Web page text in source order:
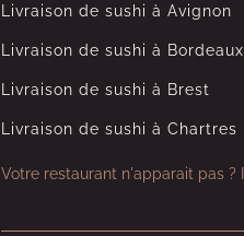
Livraison de sushi à Avignon
Livraison de sushi à Bordeaux
Livraison de sushi à Brest
Livraison de sushi à Chartres
Votre restaurant n'apparait pas ?